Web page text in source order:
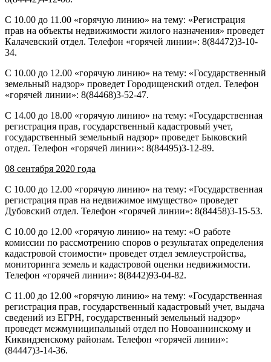
С 10.00 до 11.00 «горячую линию» на тему: «Регистрация
прав на объекты недвижимости жилого назначения» проведет
Калачевский отдел. Телефон «горячей линии»: 8(84472)3-10-
34.
С 10.00 до 12.00 «горячую линию» на тему: «Государственный
земельный надзор» проведет Городищенский отдел. Телефон
«горячей линии»: 8(84468)3-52-47.
С 14.00 до 18.00 «горячую линию» на тему: «Государственная
регистрация прав, государственный кадастровый учет,
государственный земельный надзор» проведет Быковский
отдел. Телефон «горячей линии»: 8(84495)3-12-89.
08 сентября 2020 года
С 10.00 до 12.00 «горячую линию» на тему: «Государственная
регистрация прав на недвижимое имущество» проведет
Дубовский отдел. Телефон «горячей линии»: 8(84458)3-15-53.
С 10.00 до 12.00 «горячую линию» на тему: «О работе
комиссии по рассмотрению споров о результатах определения
кадастровой стоимости» проведет отдел землеустройства,
мониторинга земель и кадастровой оценки недвижимости.
Телефон «горячей линии»: 8(8442)93-04-82.
С 11.00 до 12.00 «горячую линию» на тему: «Государственная
регистрация прав, государственный кадастровый учет, выдача
сведений из ЕГРН, государственный земельный надзор»
проведет межмуниципальный отдел по Новоаннинскому и
Киквидзенскому районам. Телефон «горячей линии»:
(84447)3-14-36.